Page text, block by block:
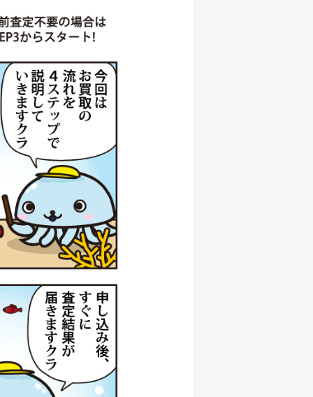
06/06
06/06
円
06/06
円
06/06
円
06/06
円
06/06
円
06
円
06/06